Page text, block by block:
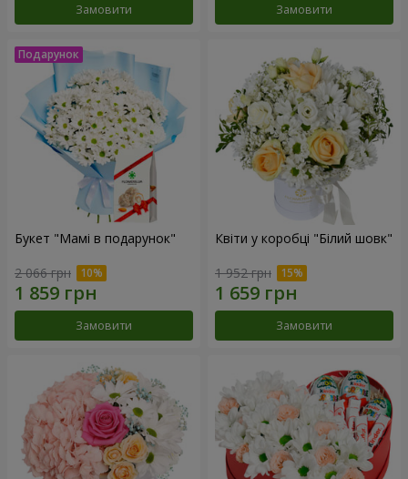
Замовити Замовити
Букет "Мамі в подарунок"
2 066 грн
Замовити
Квіти у коробці "Білий шовк"
1 952 грн
Замовити